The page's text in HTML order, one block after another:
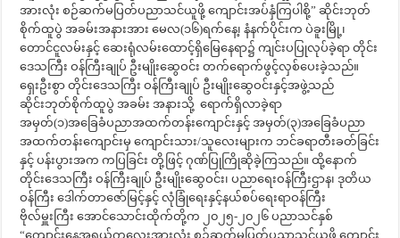
အားလုံး စဉ်ဆက်မပြတ်ပညာသင်ယူဖို့ ကျောင်းအပ်နှံကြပါစို့” ဆိုင်းဘုတ်
စိုက်ထူပွဲ အခမ်းအနားအား မေလ(၁၆)ရက်နေ့၊ နံနက်ပိုင်းက ပဲခူးမြို့၊
တောင်ငူလမ်းနှင့် ဆေးရုံလမ်းထောင့်ရှိမြေနေရာ၌ ကျင်းပပြုလုပ်ခဲ့ရာ တိုင်း
ဒေသကြီး ဝန်ကြီးချုပ် ဦးမျိုးဆွေဝင်း တက်ရောက်ဖွင့်လှစ်ပေးခဲ့သည်။
ရှေးဦးစွာ တိုင်းဒေသကြီး ဝန်ကြီးချုပ် ဦးမျိုးဆွေဝင်းနှင့်အဖွဲ့သည်
ဆိုင်းဘုတ်စိုက်ထူပွဲ အခမ်း အနားသို့ ရောက်ရှိလာခဲ့ရာ
အမှတ်(၁)အခြေခံပညာအထက်တန်းကျောင်းနှင့် အမှတ်(၃)အခြေခံပညာ
အထက်တန်းကျောင်းမှ ကျောင်းသား/သူလေးများက ဘင်ခရာတီးခတ်ခြင်း
နှင့် ပန်းပွားအက ကပြခြင်း တို့ဖြင့် ဂုဏ်ပြုကြိုဆိုခဲ့ကြသည်။ ထို့နောက်
တိုင်းဒေသကြီး ဝန်ကြီးချုပ် ဦးမျိုးဆွေဝင်း၊ ပညာရေးဝန်ကြီးဌာန၊ ဒုတိယ
ဝန်ကြီး ဒေါက်တာဇော်မြင့်နှင့် လုံခြုံရေးနှင့်နယ်စပ်ရေးရာဝန်ကြီး
ဗိုလ်မှူးကြီး အောင်သောင်းထိုက်တို့က ၂၀၂၅-၂၀၂၆ ပညာသင်နှစ်
“ကျောင်းနေအရွယ်ကလေးအားလုံး စဉ်ဆက်မပြတ်ပညာသင်ယူဖို့ ကျောင်း